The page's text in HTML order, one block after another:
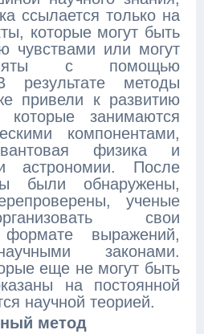
ссылается только на
которые могут быть
чувствами или могут
с помощью
результате методы
привели к развитию
которые занимаются
компонентами,
физика и
астрономии. После
были обнаружены,
ученые
свои
выражений,
законами.
еще не могут быть
на постоянной
научной теорией.
метод